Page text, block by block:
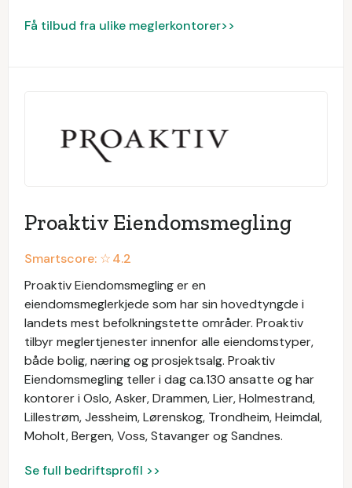
Få tilbud fra ulike meglerkontorer>>
Proaktiv Eiendomsmegling
Smartscore: ☆4.2
Proaktiv Eiendomsmegling er en
eiendomsmeglerkjede som har sin hovedtyngde i
landets mest befolkningstette områder. Proaktiv
tilbyr meglertjenester innenfor alle eiendomstyper,
både bolig, næring og prosjektsalg. Proaktiv
Eiendomsmegling teller i dag ca.130 ansatte og har
kontorer i Oslo, Asker, Drammen, Lier, Holmestrand,
Lillestrøm, Jessheim, Lørenskog, Trondheim, Heimdal,
Moholt, Bergen, Voss, Stavanger og Sandnes.
Se full bedriftsprofil >>